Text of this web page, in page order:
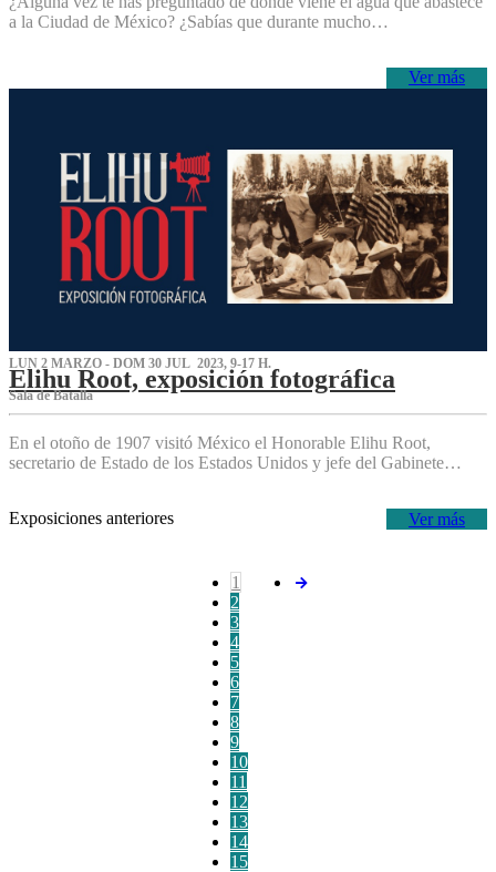
a la Ciudad de México? ¿Sabías que durante mucho…
Ver más
LUN 2 MARZO - DOM 30 JUL 2023, 9-17 H.
Elihu Root, exposición fotográfica
Sala de Batalla
En el otoño de 1907 visitó México el Honorable Elihu Root,
secretario de Estado de los Estados Unidos y jefe del Gabinete…
Ver más
Exposiciones anteriores
1
2
3
4
5
6
7
8
9
10
11
12
13
14
15